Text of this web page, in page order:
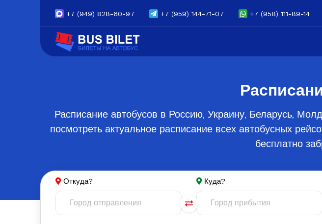
+7 (949) 828-60-97 +7 (959) 144-71-07 +7 (958) 111-89-14
Расписание автобусов в Россию, Украину, Беларусь,
посмотреть актуальное расписание всех автобусных
бесплатно
Откуда? Куда?